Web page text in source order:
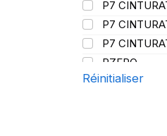
P7
P7
P7
PZERO
P ZERO 5
Réinitialiser